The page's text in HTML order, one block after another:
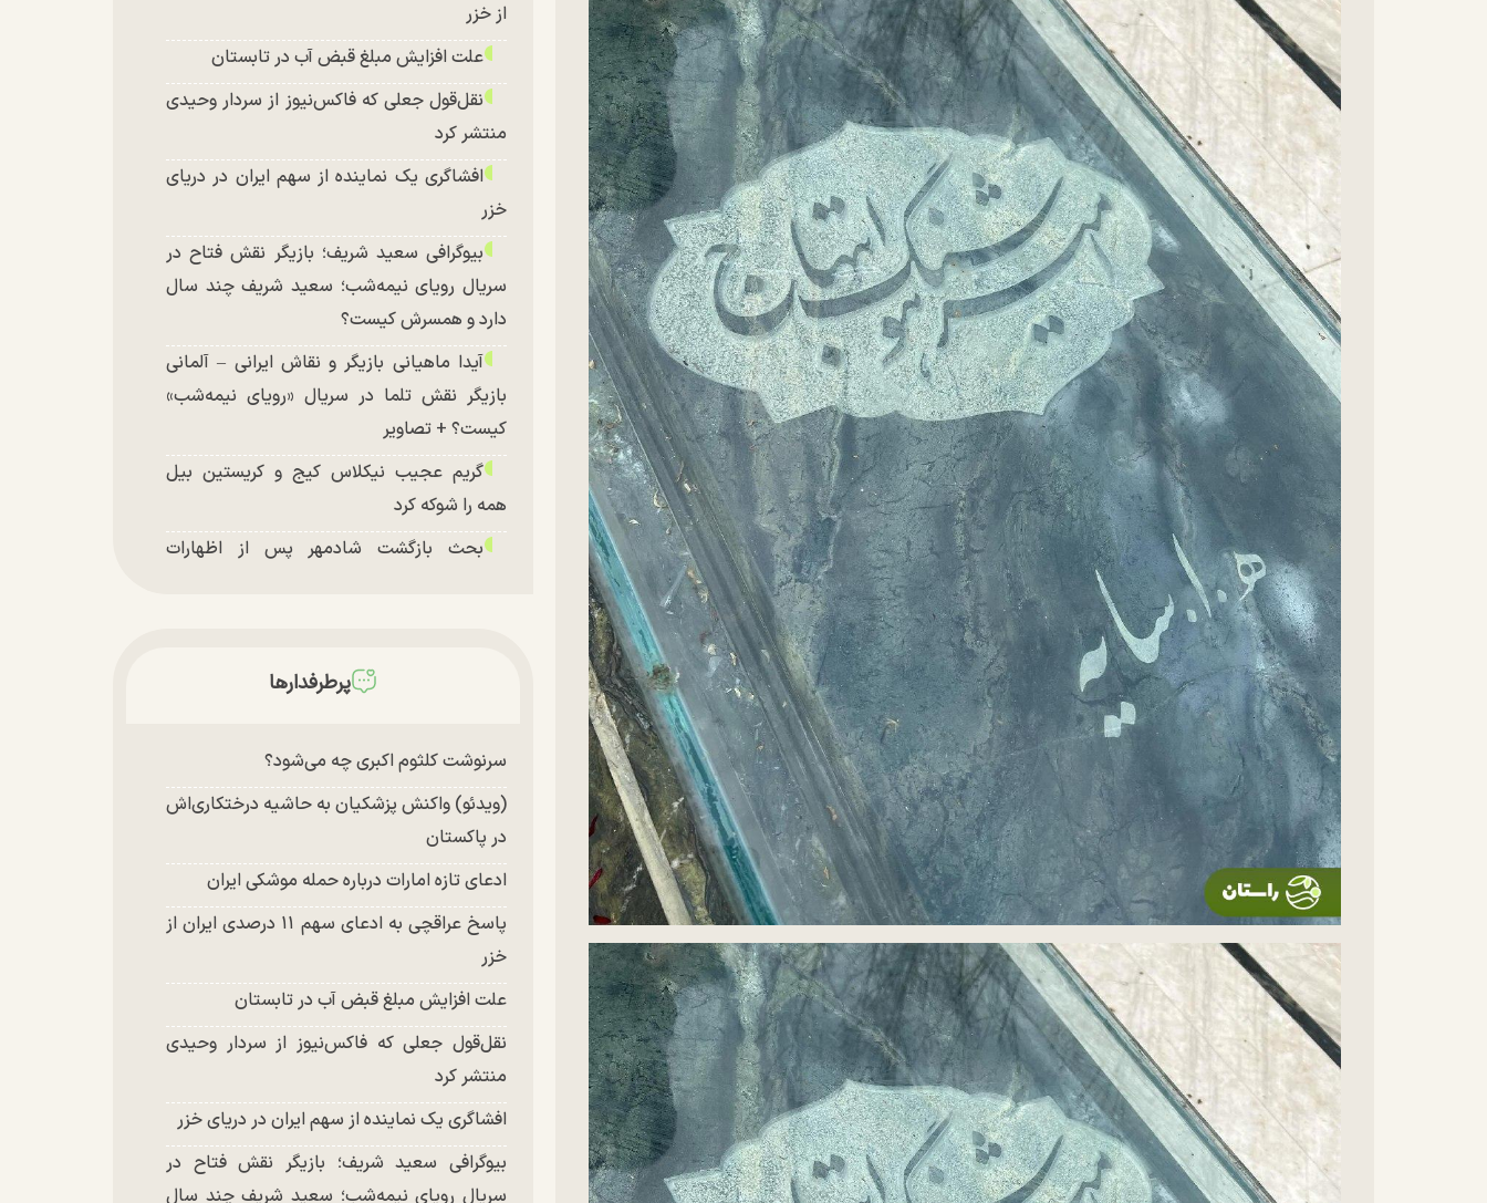
از خزر
علت افزایش مبلغ قبض آب در تابستان
نقل‌قول جعلی که فاکس‌نیوز از سردار وحیدی
منتشر کرد
افشاگری یک نماینده از سهم ایران در دریای
خزر
بیوگرافی سعید شریف؛ بازیگر نقش فتاح در
سریال رویای نیمه‌شب؛ سعید شریف چند سال
دارد و همسرش کیست؟
آیدا ماهیانی بازیگر و نقاش ایرانی – آلمانی
بازیگر نقش تلما در سریال «رویای نیمه‌شب»
کیست؟ + تصاویر
گریم عجیب نیکلاس کیج و کریستین بیل
همه را شوکه کرد
بحث بازگشت شادمهر پس از اظهارات
توافق با آمریکا در انتظار تایید نهایی شعام؟
منتشر شد
پرطرفدارها
سرنوشت کلثوم اکبری چه می‌شود؟
(ویدئو) واکنش پزشکیان به حاشیه درختکاری‌اش
در پاکستان
ادعای تازه امارات درباره حمله موشکی ایران
پاسخ عراقچی به ادعای سهم ۱۱ درصدی ایران از
خزر
علت افزایش مبلغ قبض آب در تابستان
نقل‌قول جعلی که فاکس‌نیوز از سردار وحیدی
منتشر کرد
افشاگری یک نماینده از سهم ایران در دریای خزر
بیوگرافی سعید شریف؛ بازیگر نقش فتاح در
سریال رویای نیمه‌شب؛ سعید شریف چند سال